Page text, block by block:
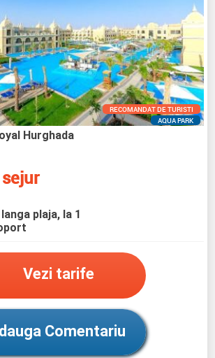
RECOMANDAT DE TURISTI
AQUA PARK
Hurghada
plaja, la 1
Vezi tarife
Comentariu